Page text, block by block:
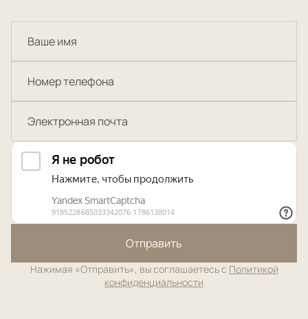
Отправить
Нажимая «Отправить», вы соглашаетесь с Политикой
конфиденциальности